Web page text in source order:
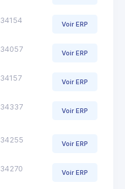
34154 Voir ERP
34057 Voir ERP
34157 Voir ERP
34337 Voir ERP
34255 Voir ERP
34270 Voir ERP